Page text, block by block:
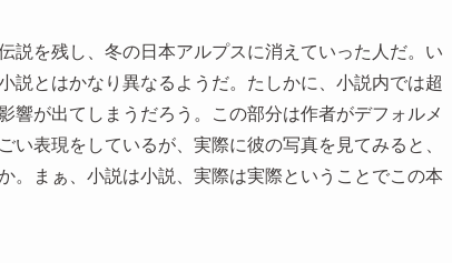
説を残し、冬の日本アルプスに消えていった人だ。い
説とはかなり異なるようだ。たしかに、小説内では超
響が出てしまうだろう。この部分は作者がデフォルメ
表現をしているが、実際に彼の写真を見てみると、
。まぁ、小説は小説、実際は実際ということでこの本